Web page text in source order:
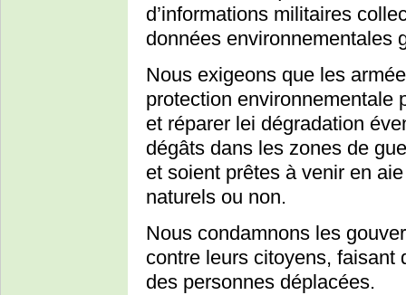
d’informations militaires
données environnementales
Nous exigeons que les
protection environnementale
et réparer lei dégradation
dégâts dans les zones de
et soient prêtes à venir en
naturels ou non.
Nous condamnons les
contre leurs citoyens, faisant
des personnes déplacées.